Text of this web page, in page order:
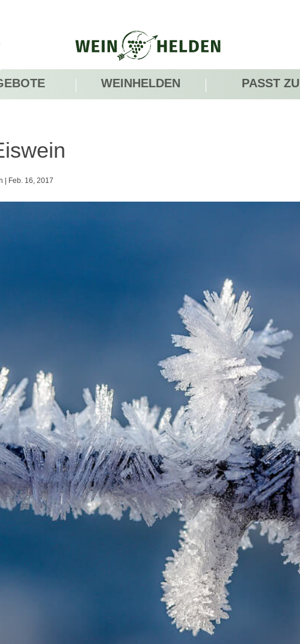
WEINHELDEN PASST ZU
Feb. 16, 2017